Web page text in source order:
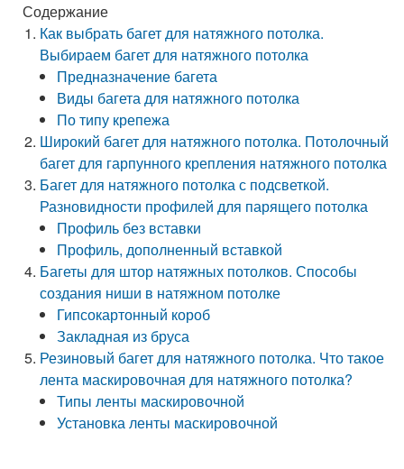
Содержание
Как выбрать багет для натяжного потолка.
Выбираем багет для натяжного потолка
Предназначение багета
Виды багета для натяжного потолка
По типу крепежа
Широкий багет для натяжного потолка. Потолочный
багет для гарпунного крепления натяжного потолка
Багет для натяжного потолка с подсветкой.
Разновидности профилей для парящего потолка
Профиль без вставки
Профиль, дополненный вставкой
Багеты для штор натяжных потолков. Способы
создания ниши в натяжном потолке
Гипсокартонный короб
Закладная из бруса
Резиновый багет для натяжного потолка. Что такое
лента маскировочная для натяжного потолка?
Типы ленты маскировочной
Установка ленты маскировочной